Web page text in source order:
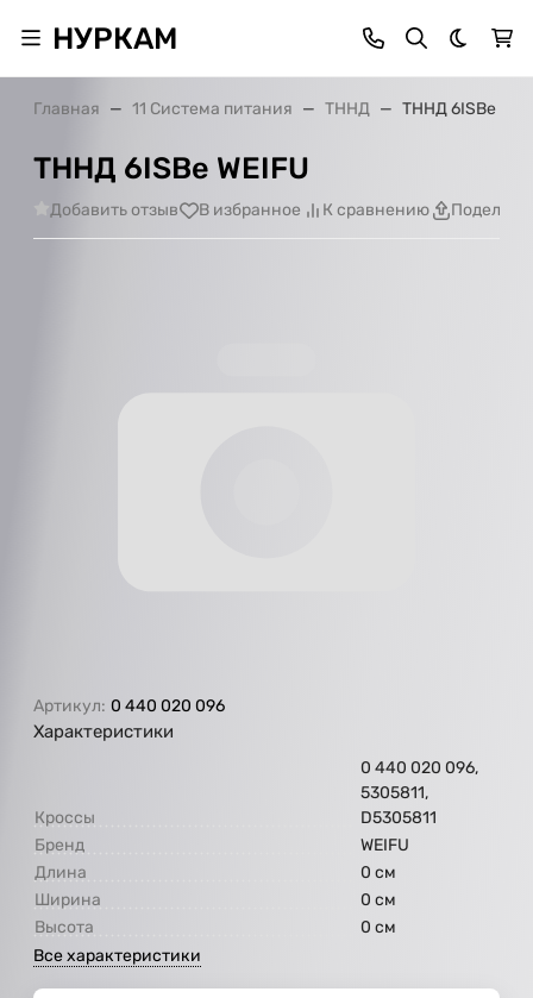
НУРКАМ Темная
Главная 11 Система питания ТННД ТННД 6ISBe
ТННД 6ISBe WEIFU
Добавить отзыв В избранное К сравнению
Артикул: 0 440 020 096
Характеристики
Кроссы
0 440 020 096,
5305811,
D5305811
Бренд
WEIFU
Длина
0 см
Ширина
0 см
Высота
0 см
Все характеристики